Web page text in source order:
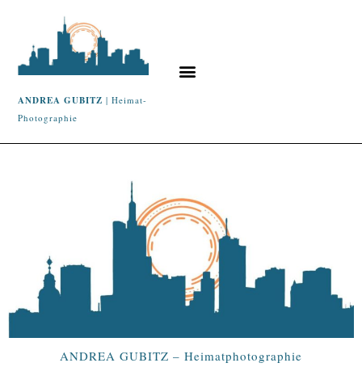
ANDREA GUBITZ | Heimat-
Photographie
ANDREA GUBITZ – Heimatphotographie